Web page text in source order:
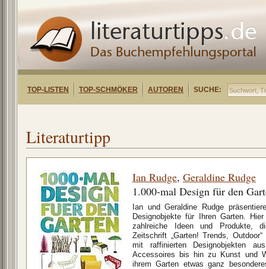
TOP-LISTEN TOP-SCHMÖKER AUTOREN SUCHE:
Literaturtipp
Ian Rudge, Geraldine Rudge
1.000-mal Design für den
Ian und Geraldine Rudge
Designobjekte für Ihren Garten.
zahlreiche Ideen und Produkte,
Zeitschrift „Garten! Trends,
mit raffinierten Designobjekten
Accessoires bis hin zu Kunst und
ihrem Garten etwas ganz